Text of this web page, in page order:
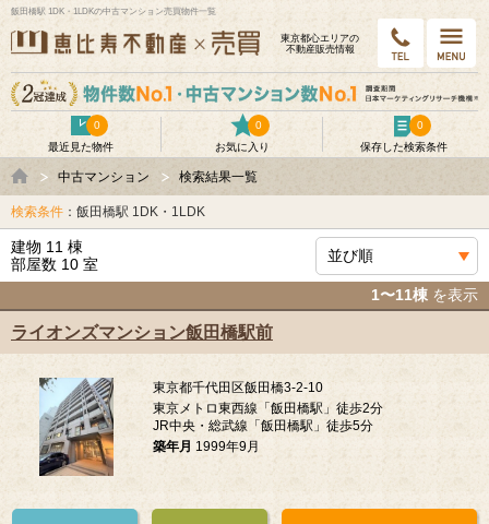
飯田橋駅 1DK・1LDKの中古マンション売買物件一覧
東京都⼼エリアの
不動産販売情報
最近見た物件
0
お気に入り
0
保存した検索条件
0
中古マンション 検索結果一覧
検索条件 ：飯田橋駅 1DK・1LDK
建物 11 棟
部屋数 10 室
1〜11棟 を表示
ライオンズマンション飯田橋駅前
東京都千代田区飯田橋3-2-10
東京メトロ東西線「飯田橋駅」徒歩2分
JR中央・総武線「飯田橋駅」徒歩5分
築年月 1999年9月